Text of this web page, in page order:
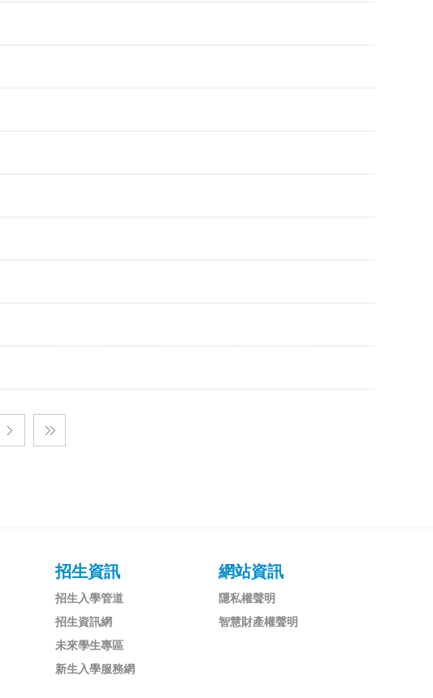
招生資訊
招生入學管道
招生資訊網
未來學生專區
新生入學服務網
網站資訊
隱私權聲明
智慧財產權聲明